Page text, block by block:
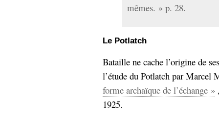
mêmes. » p. 28.
Le Potlatch
Bataille ne cache l’origine de
l’étude du Potlatch par Marcel
forme archaïque de l’échange »
1925.